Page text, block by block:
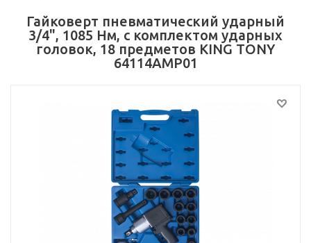
Гайковерт пневматический ударный
3/4", 1085 Нм, с комплектом ударных
головок, 18 предметов KING TONY
64114AMP01